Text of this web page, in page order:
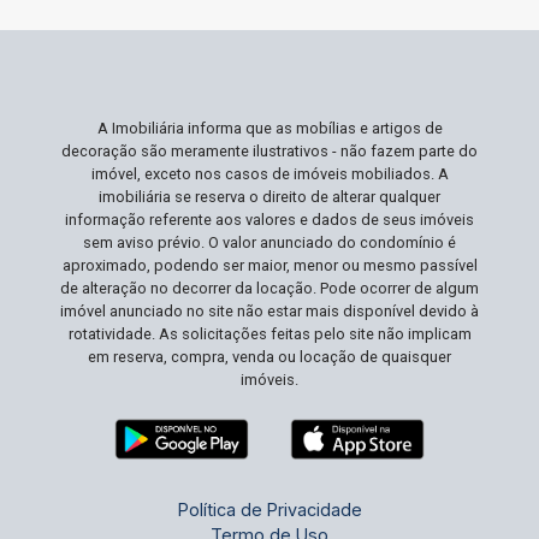
terreno é a escolha certa para você. Não Perca
sua chance de criar algo verdadeiramente único,
seja uma casa personalizada ou um negócio
próspero. Agende sua visita e transforme este
terreno na realização do seu projeto de vida!
A Imobiliária informa que as mobílias e artigos de
decoração são meramente ilustrativos - não fazem parte do
imóvel, exceto nos casos de imóveis mobiliados. A
imobiliária se reserva o direito de alterar qualquer
informação referente aos valores e dados de seus imóveis
sem aviso prévio. O valor anunciado do condomínio é
aproximado, podendo ser maior, menor ou mesmo passível
de alteração no decorrer da locação. Pode ocorrer de algum
imóvel anunciado no site não estar mais disponível devido à
rotatividade. As solicitações feitas pelo site não implicam
em reserva, compra, venda ou locação de quaisquer
imóveis.
Política de Privacidade
Termo de Uso